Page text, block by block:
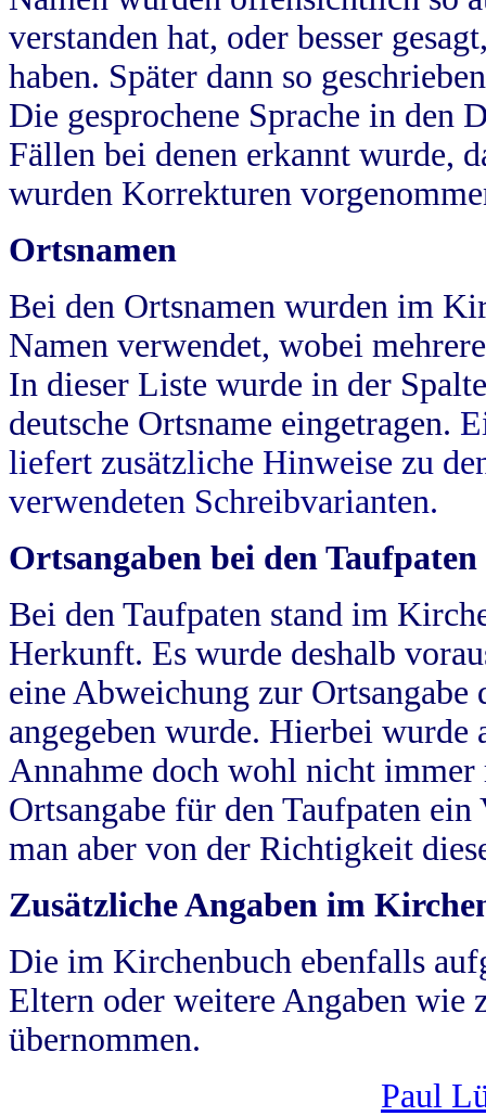
verstanden hat, oder besser
haben. Später dann so
Die gesprochene Sprache in
Fällen bei denen erkannt wurde,
wurden Korrekturen
Ortsnamen
Bei den Ortsnamen wurden im
Namen verwendet, wobei
In dieser Liste wurde in der
deutsche Ortsname eingetragen.
liefert zusätzliche Hinweise zu
verwendeten Schreibvarianten.
Ortsangaben bei den Taufpaten
Bei den Taufpaten stand im
Herkunft. Es wurde deshalb
eine Abweichung zur
angegeben wurde. Hierbei wurde
Annahme doch wohl nicht
Ortsangabe für den Taufpaten
man aber von der Richtigkeit
Zusätzliche Angaben im
Die im Kirchenbuch ebenfalls
Eltern oder weitere Angaben wie
übernommen.
Paul